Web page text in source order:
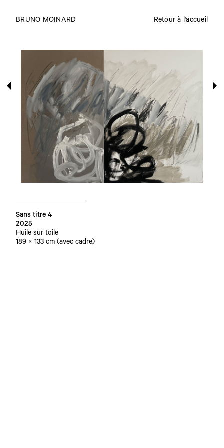
BRUNO MOINARD Retour à l'accueil
Sans titre 4
2025
Huile sur toile
189 × 133 cm (avec cadre)